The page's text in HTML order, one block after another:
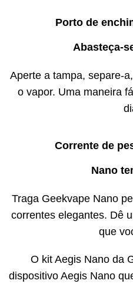
Porto de
Abasteça-
Aperte a tampa, separe-
o vapor. Uma maneira
Corrente de
Nano
Traga Geekvape Nano
correntes elegantes. Dê
que
O kit Aegis Nano da
dispositivo Aegis Nano